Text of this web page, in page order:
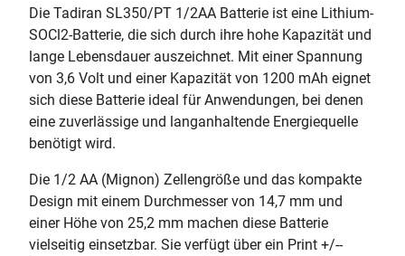
Die Tadiran SL350/PT 1/2AA Batterie ist eine Lithium-
SOCl2-Batterie, die sich durch ihre hohe Kapazität und
lange Lebensdauer auszeichnet. Mit einer Spannung
von 3,6 Volt und einer Kapazität von 1200 mAh eignet
sich diese Batterie ideal für Anwendungen, bei denen
eine zuverlässige und langanhaltende Energiequelle
benötigt wird.
Die 1/2 AA (Mignon) Zellengröße und das kompakte
Design mit einem Durchmesser von 14,7 mm und
einer Höhe von 25,2 mm machen diese Batterie
vielseitig einsetzbar. Sie verfügt über ein Print +/--